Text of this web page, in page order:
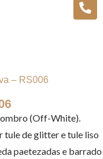
– RS006
(Off-White).
tule de glitter e tule liso
paetezadas e barrado